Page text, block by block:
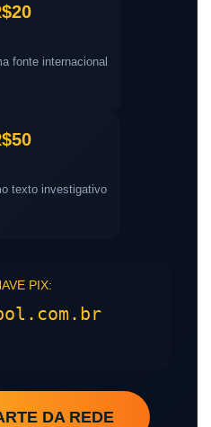
fonte internacional
texto investigativo
PIX:
DA REDE